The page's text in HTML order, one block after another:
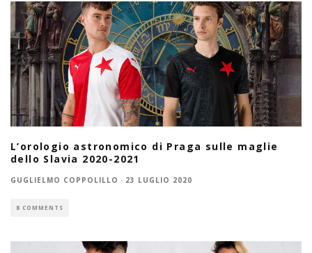
L’orologio astronomico di Praga sulle maglie
dello Slavia 2020-2021
GUGLIELMO COPPOLILLO · 23 LUGLIO 2020
8 COMMENTS